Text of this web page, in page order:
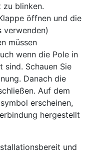
zu blinken.
öffnen und die
verwenden)
müssen
wenn die Pole in
sind. Schauen Sie
Danach die
Auf dem
erscheinen,
hergestellt
und